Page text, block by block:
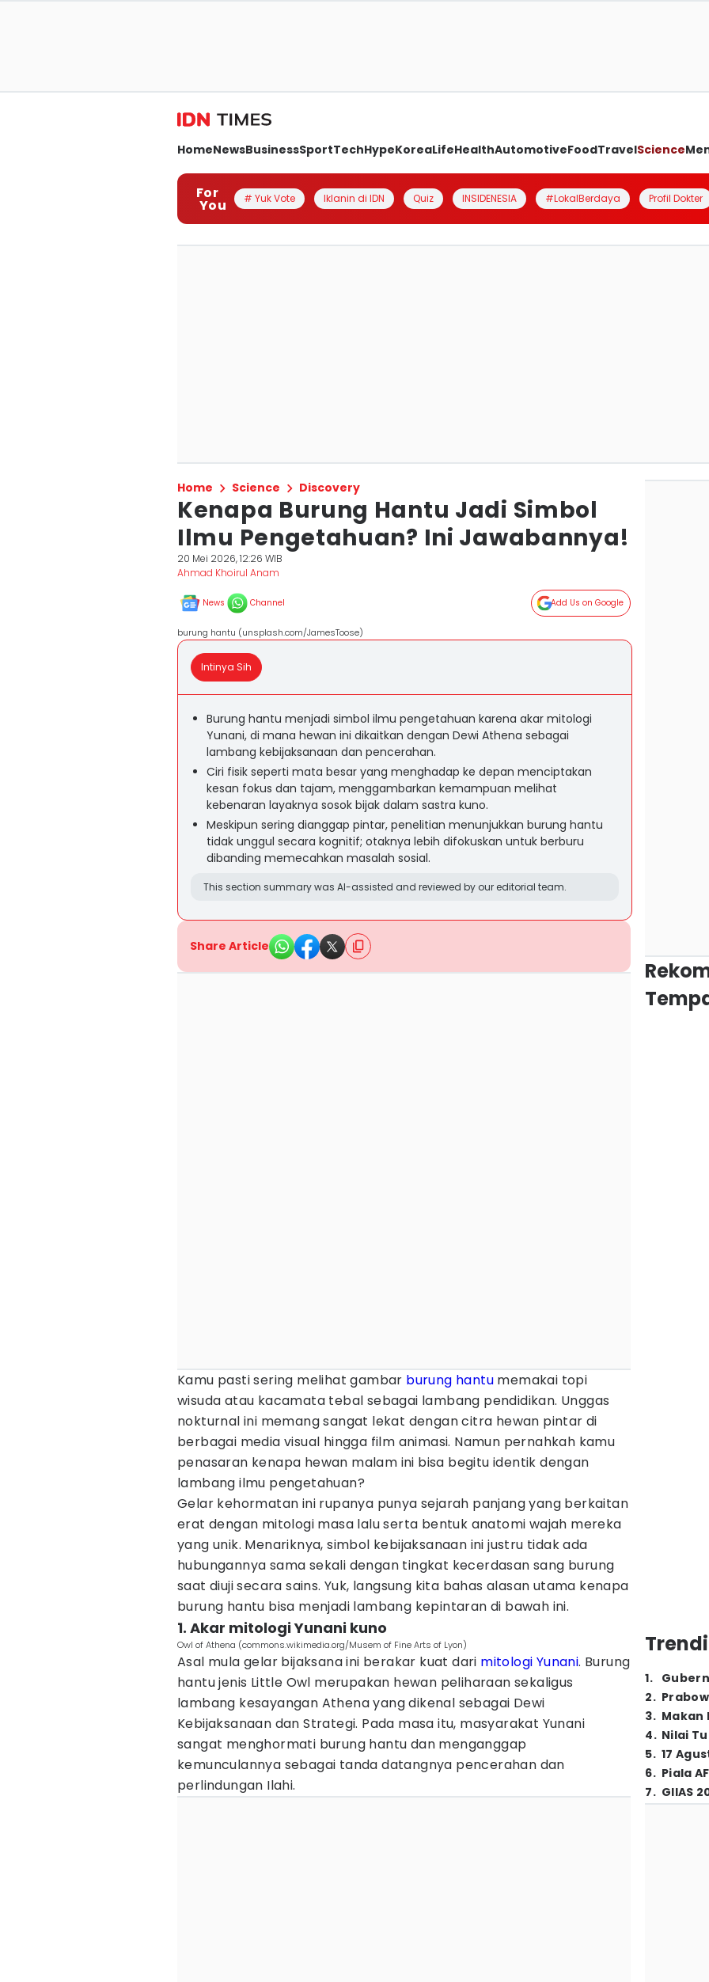
HomeNewsBusinessSportTechHypeKoreaLifeHealthAutomotiveFoodTravelScience
For
You # Yuk Vote Iklanin di IDN Quiz INSIDENESIA #LokalBerdaya Profil Dokter
Home Science Discovery
Kenapa Burung Hantu Jadi Simbol
Ilmu Pengetahuan? Ini Jawabannya!
20 Mei 2026, 12:26 WIB
Ahmad Khoirul Anam
News Channel Add Us on Google
burung hantu (unsplash.com/JamesToose)
Intinya Sih
Burung hantu menjadi simbol ilmu pengetahuan karena akar mitologi
Yunani, di mana hewan ini dikaitkan dengan Dewi Athena sebagai
lambang kebijaksanaan dan pencerahan.
Ciri fisik seperti mata besar yang menghadap ke depan menciptakan
kesan fokus dan tajam, menggambarkan kemampuan melihat
kebenaran layaknya sosok bijak dalam sastra kuno.
Meskipun sering dianggap pintar, penelitian menunjukkan burung hantu
tidak unggul secara kognitif; otaknya lebih difokuskan untuk berburu
dibanding memecahkan masalah sosial.
This section summary was AI-assisted and reviewed by our editorial team.
Share Article
Kamu pasti sering melihat gambar burung hantu memakai topi
wisuda atau kacamata tebal sebagai lambang pendidikan. Unggas
nokturnal ini memang sangat lekat dengan citra hewan pintar di
berbagai media visual hingga film animasi. Namun pernahkah kamu
penasaran kenapa hewan malam ini bisa begitu identik dengan
lambang ilmu pengetahuan?
Gelar kehormatan ini rupanya punya sejarah panjang yang berkaitan
erat dengan mitologi masa lalu serta bentuk anatomi wajah mereka
yang unik. Menariknya, simbol kebijaksanaan ini justru tidak ada
hubungannya sama sekali dengan tingkat kecerdasan sang burung
saat diuji secara sains. Yuk, langsung kita bahas alasan utama kenapa
burung hantu bisa menjadi lambang kepintaran di bawah ini.
1. Akar mitologi Yunani kuno
Owl of Athena (commons.wikimedia.org/Musem of Fine Arts of Lyon)
Asal mula gelar bijaksana ini berakar kuat dari mitologi Yunani. Burung
hantu jenis Little Owl merupakan hewan peliharaan sekaligus
lambang kesayangan Athena yang dikenal sebagai Dewi
Kebijaksanaan dan Strategi. Pada masa itu, masyarakat Yunani
sangat menghormati burung hantu dan menganggap
kemunculannya sebagai tanda datangnya pencerahan dan
perlindungan Ilahi.
1.
2.
3. Makan
4. Nilai
5. 17
6. Piala
7. GIIAS